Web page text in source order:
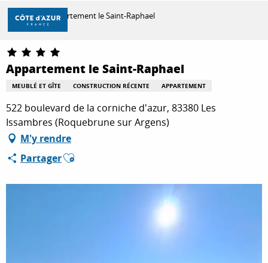
Aller
contenu
principal
DÉCOUVRIR
À FAIRE
SÉJOURNER
Accueil Appartement le Saint-Raphael
Appartement le Saint-Raphael
MEUBLÉ ET GÎTE CONSTRUCTION RÉCENTE APPARTEMENT
522 boulevard de la corniche d'azur, 83380 Les
Issambres (Roquebrune sur Argens)
M'y rendre
PartagerAjouter aux favoris